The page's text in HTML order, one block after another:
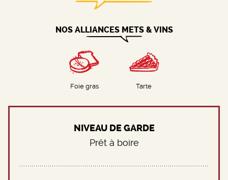
NOS ALLIANCES METS & VINS
Foie gras Tarte
NIVEAU DE GARDE
Prêt à boire